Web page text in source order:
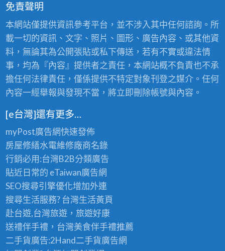
免責聲明
本網站僅提供資訊參考平台，並不涉入其中任何諮詢。所
載一切的資訊、文字、照片、圖形、廣告內容、或其他資
料，無論其為公開張貼或私下傳送，若有不實或違法情
事，均為『內容』提供者之責任，本網站概不負責也不承
擔任何法律責任，僅係提供不特定對象刊登之媒介。任何
內容一經舉報與發現不當，將立即刪除帳號與內容。
[e台灣]還有更多…
myPost廣告網快速發佈
房屋修繕水電維修廠商名錄
行銷必用:台灣B2B分類廣告
貼近日常的 eTaiwan廣告網
SEO搜尋引擎優化增加外連
搜尋生活服務? 台灣生活黃頁
赴台遊,台灣旅遊，旅遊好康
送禮伴手禮，台灣美食伴手禮推薦
二手貨廣告:2Hand二手貨廣告網